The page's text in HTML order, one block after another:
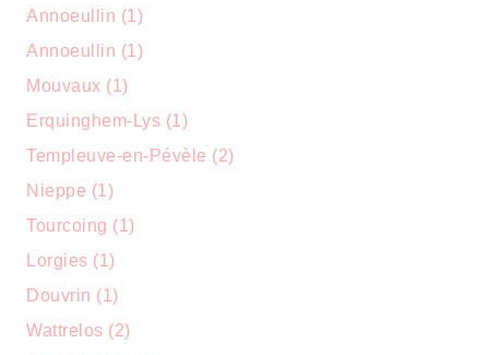
Annoeullin (1)
Annoeullin (1)
Mouvaux (1)
Erquinghem-Lys (1)
Templeuve-en-Pévèle (2)
Nieppe (1)
Tourcoing (1)
Lorgies (1)
Douvrin (1)
Wattrelos (2)